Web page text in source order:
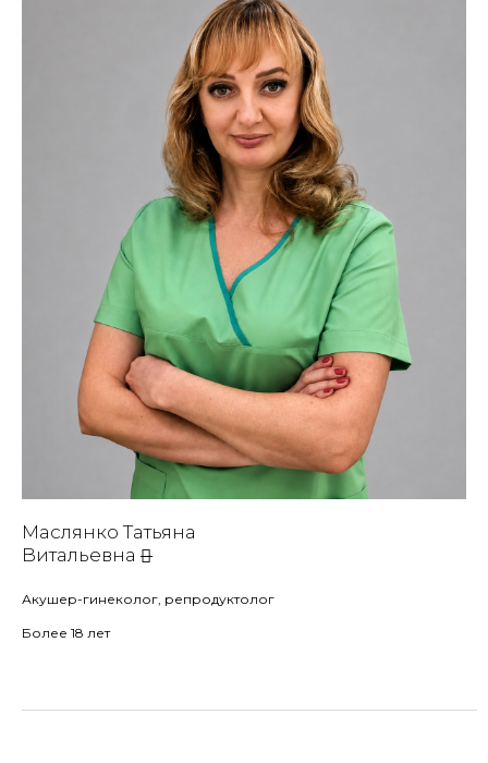
Маслянко Татьяна
Витальевна
Акушер-гинеколог, репродуктолог
Более 18 лет